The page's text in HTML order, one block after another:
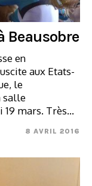
Beausobre
en
aux Etats-
le
salle
19 mars. Très…
8 AVRIL 2016